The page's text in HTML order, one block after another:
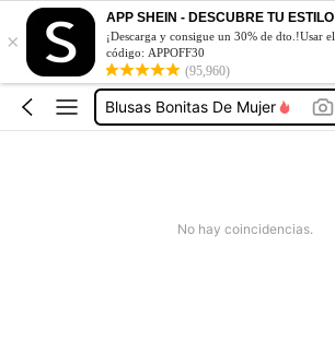
×
APP SHEIN - DESCUBRE TU ESTILO
¡Descarga y consigue un 30% de dto.!Usar el
código: APPOFF30
(95,960)
Vestidos De Mujer Casual
Vestidos Elegantes De Mujer
Blusas Bonitas De Mujer
Conjunto De Dos Piezas Mujer
No hay coincidencias.